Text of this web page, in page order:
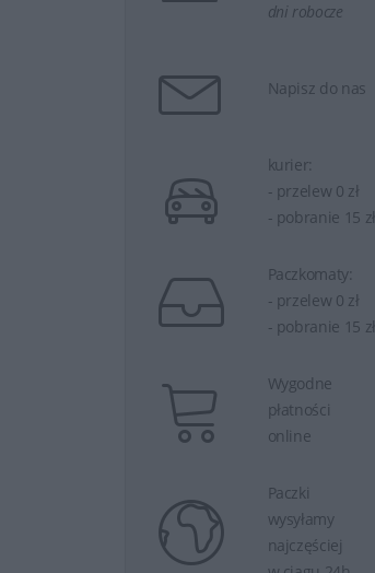
dni robocze
Napisz do nas
kurier:
- przelew 0 zł
- pobranie 15 zł
Paczkomaty:
- przelew 0 zł
- pobranie 15 zł
Wygodne
płatności
online
Paczki
wysyłamy
najczęściej